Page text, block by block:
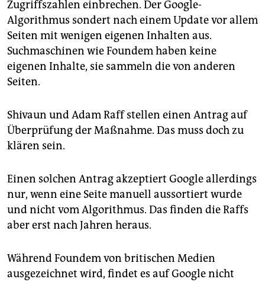
Zugriffszahlen einbrechen. Der Google-
Algorithmus sondert nach einem Update vor allem
Seiten mit wenigen eigenen Inhalten aus.
Suchmaschinen wie Foundem haben keine
eigenen Inhalte, sie sammeln die von anderen
Seiten.
Shivaun und Adam Raff stellen einen Antrag auf
Überprüfung der Maßnahme. Das muss doch zu
klären sein.
Einen solchen Antrag akzeptiert Google allerdings
nur, wenn eine Seite manuell aussortiert wurde
und nicht vom Algorithmus. Das finden die Raffs
aber erst nach Jahren heraus.
Während Foundem von britischen Medien
ausgezeichnet wird, findet es auf Google nicht